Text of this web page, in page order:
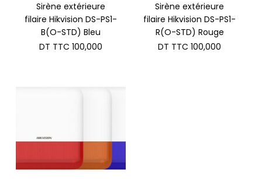
Sirène extérieure
filaire Hikvision DS-PS1-
B(O-STD) Bleu
DT TTC 100,000
Sirène extérieure
filaire Hikvision DS-PS1-
R(O-STD) Rouge
DT TTC 100,000